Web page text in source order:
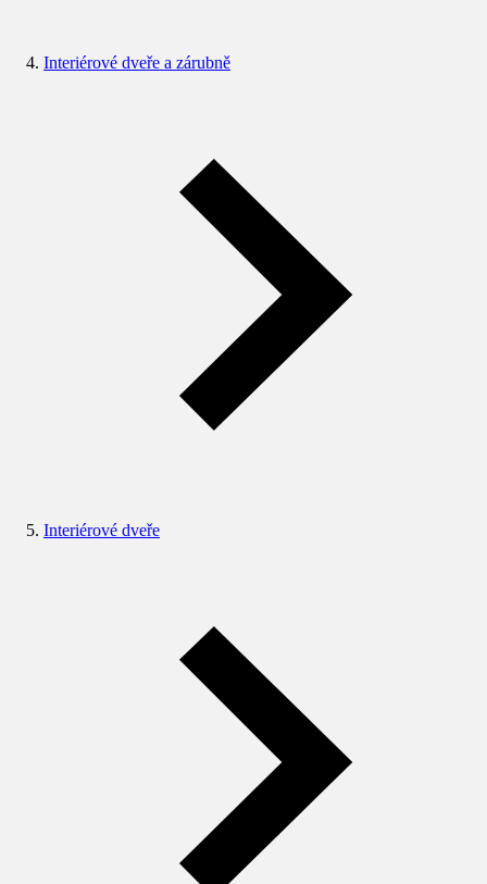
Interiérové dveře a zárubně
Interiérové dveře